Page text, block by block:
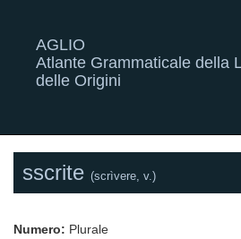
AGLIO
Atlante Grammaticale della
delle Origini
sscrite (scrìvere, v.)
Numero: Plurale